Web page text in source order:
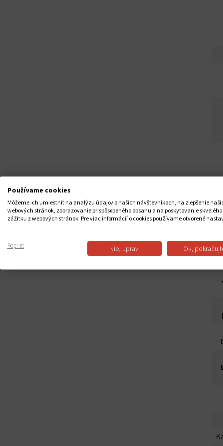
Používame cookies
Môžeme ich umiestniť na analýzu údajov o našich návštevníkoch, na zlepšenie
webových stránok, zobrazovanie prispôsobeného obsahu a na poskytovanie skvelého
zážitku z webových stránok. Pre viac informácií o cookies používame otvorené
Poprieť Nie, uprav Ok,